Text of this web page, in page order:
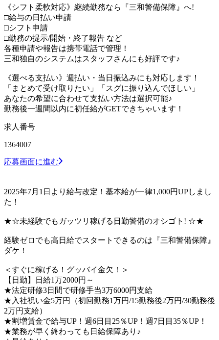
《シフト柔軟対応》継続勤務なら『三和警備保障』へ!
□給与の日払い申請
□シフト申請
□勤務の提示/開始・終了報告 など
各種申請や報告は携帯電話で管理！
三和独自のシステムはスタッフさんにも好評です♪
《選べる支払い》週払い・当日振込みにも対応します！
「まとめて受け取りたい」「スグに振り込んでほしい」
あなたの希望に合わせて支払い方法は選択可能♪
勤務後一週間以内に初任給がGETできちゃいます！
求人番号
1364007
応募画面に進む
2025年7月1日より給与改定！基本給が一律1,000円UPしまし
た！
★☆未経験でもガッツリ稼げる日勤警備のオシゴト! ☆★
経験ゼロでも高日給でスタートできるのは『三和警備保障』
ダケ！
＜すぐに稼げる！グッバイ金欠！＞
【日勤】日給1万2000円～
★法定研修3日間で研修手当3万6000円支給
★入社祝い金5万円（初回勤務1万円/15勤務後2万円/30勤務後
2万円支給）
★割増賃金で給与UP！週6日目25％UP！週7日目35％UP！
★業務が早く終わっても日給保障あり♪